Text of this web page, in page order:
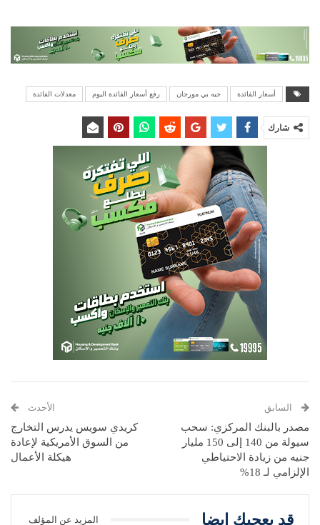
أسعار الفائدة جيه بي مورجان رفع أسعار الفائدة اليوم معدلات الفائدة
شارك
السابق
مصدر بالبنك المركزي: سحب
سيولة من 140 إلى 150 مليار
جنيه من زيادة الاحتياطي
الإلزامي لـ 18%
الأحدث
كريدي سويس يدرس التخارج
من السوق الأمريكية لإعادة
هيكلة الأعمال
قد يعجبك ايضا المزيد عن المؤلف